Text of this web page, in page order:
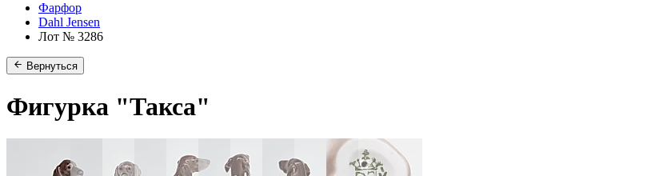
Фарфор
Dahl Jensen
Лот № 3286
Вернуться
Фигурка "Такса"